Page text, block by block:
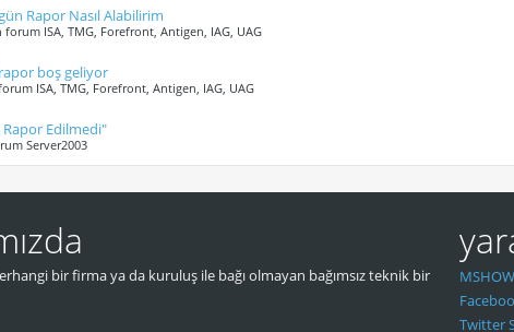
Rapor Nasıl Alabilirim
ISA, TMG, Forefront, Antigen, IAG, UAG
boş geliyor
ISA, TMG, Forefront, Antigen, IAG, UAG
Rapor Edilmedi"
Server2003
bir firma ya da kuruluş ile bağı olmayan bağımsız teknik bir
Twitter